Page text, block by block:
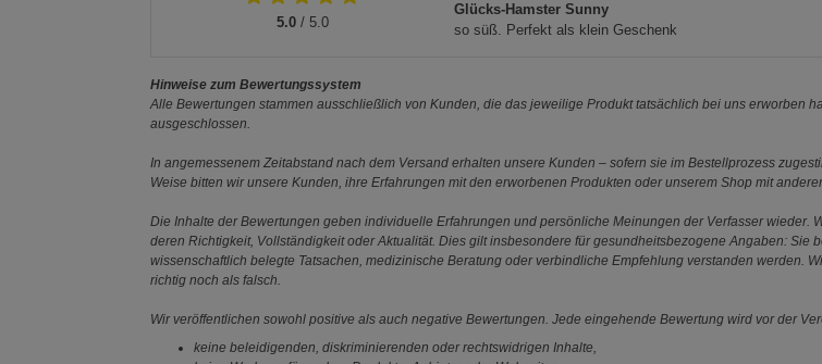
5.0/ 5.0
Glücks-Hamster Sunny
so süß. Perfekt als klein Geschenk
Hinweise zum Bewertungssystem
Alle Bewertungen stammen ausschließlich von Kunden, die das jeweilige Produkt tatsächlich bei uns erworben
ausgeschlossen.
In angemessenem Zeitabstand nach dem Versand erhalten unsere Kunden – sofern sie im Bestellprozess
Weise bitten wir unsere Kunden, ihre Erfahrungen mit den erworbenen Produkten oder unserem Shop mit
Die Inhalte der Bewertungen geben individuelle Erfahrungen und persönliche Meinungen der Verfasser
deren Richtigkeit, Vollständigkeit oder Aktualität. Dies gilt insbesondere für gesundheitsbezogene Angaben:
wissenschaftlich belegte Tatsachen, medizinische Beratung oder verbindliche Empfehlung verstanden werden.
richtig noch als falsch.
Wir veröffentlichen sowohl positive als auch negative Bewertungen. Jede eingehende Bewertung wird vor der
keine beleidigenden, diskriminierenden oder rechtswidrigen Inhalte,